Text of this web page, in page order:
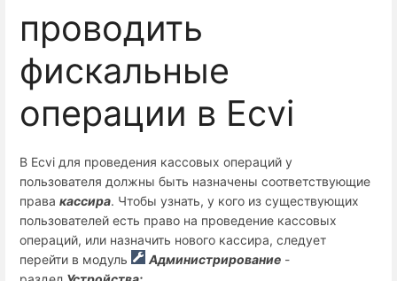
проводить
фискальные
операции в Ecvi
В Ecvi для проведения кассовых операций у
пользователя должны быть назначены соответствующие
права кассира. Чтобы узнать, у кого из существующих
пользователей есть право на проведение кассовых
операций, или назначить нового кассира, следует
перейти в модуль
Администрирование -